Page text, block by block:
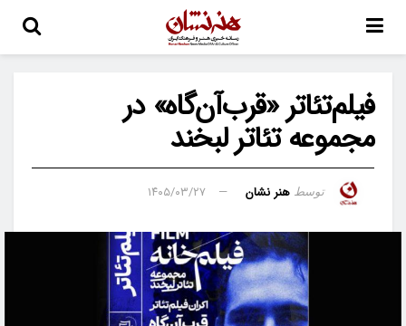
فیلم‌تئاتر «قرب‌آن‌گاه» در
مجموعه تئاتر لبخند
توسط هنر نشان ۱۴۰۵/۰۳/۲۷